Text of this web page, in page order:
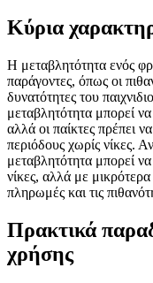
Κύρια
Η μεταβλητότητα ενός
παράγοντες, όπως οι
δυνατότητες του
μεταβλητότητα μπορεί
αλλά οι παίκτες πρέπει
περιόδους χωρίς νίκες.
μεταβλητότητα μπορεί
νίκες, αλλά με
πληρωμές και τις
Πρακτικά
χρήσης